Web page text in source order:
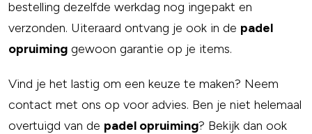
bestelling dezelfde werkdag nog ingepakt en
verzonden. Uiteraard ontvang je ook in de padel
opruiming gewoon garantie op je items.
Vind je het lastig om een keuze te maken? Neem
contact met ons op voor advies. Ben je niet helemaal
overtuigd van de padel opruiming? Bekijk dan ook